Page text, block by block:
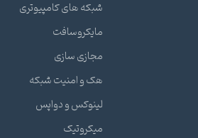
شبکه های کامپیوتری
مایکروسافت
مجازی سازی
هک و امنیت شبکه
لینوکس و دواپس
میکروتیک